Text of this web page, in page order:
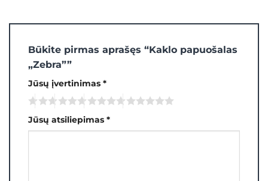
Būkite pirmas aprašęs “Kaklo papuošalas
„Zebra””
Jūsų įvertinimas *
Jūsų atsiliepimas *